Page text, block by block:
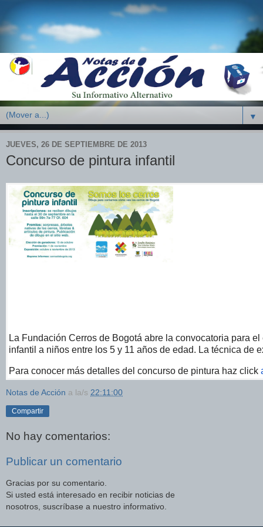
▼
JUEVES, 26 DE SEPTIEMBRE DE 2013
Concurso de pintura infantil
La Fundación Cerros de Bogotá abre la convocatoria para
infantil a niños entre los 5 y 11 años de edad. La técnica de
Para conocer más detalles del concurso de pintura haz click
Notas de Acción a la/s 22:11:00
Compartir
No hay comentarios:
Publicar un comentario
Gracias por su comentario.
Si usted está interesado en recibir noticias de
nosotros, suscríbase a nuestro informativo.